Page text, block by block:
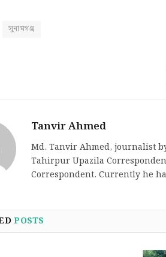
সুনামগঞ্জ
Tanvir Ahmed
Md. Tanvir Ahmed, journalist
Tahirpur Upazila
Correspondent. Currently he
POSTS